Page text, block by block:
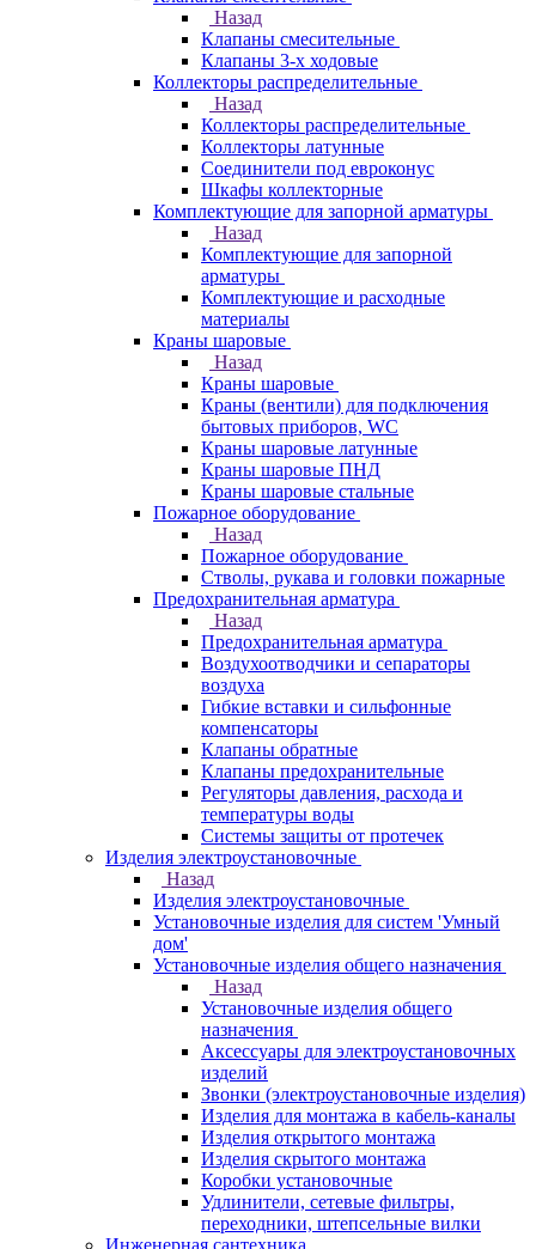
Назад
Клапаны смесительные
Клапаны 3-х ходовые
Коллекторы распределительные
Назад
Коллекторы распределительные
Коллекторы латунные
Соединители под евроконус
Шкафы коллекторные
Комплектующие для запорной арматуры
Назад
Комплектующие для запорной
арматуры
Комплектующие и расходные
материалы
Краны шаровые
Назад
Краны шаровые
Краны (вентили) для подключения
бытовых приборов, WC
Краны шаровые латунные
Краны шаровые ПНД
Краны шаровые стальные
Пожарное оборудование
Назад
Пожарное оборудование
Стволы, рукава и головки пожарные
Предохранительная арматура
Назад
Предохранительная арматура
Воздухоотводчики и сепараторы
воздуха
Гибкие вставки и сильфонные
компенсаторы
Клапаны обратные
Клапаны предохранительные
Регуляторы давления, расхода и
температуры воды
Системы защиты от протечек
Изделия электроустановочные
Назад
Изделия электроустановочные
Установочные изделия для систем 'Умный
дом'
Установочные изделия общего назначения
Назад
Установочные изделия общего
назначения
Аксессуары для электроустановочных
изделий
Звонки (электроустановочные изделия)
Изделия для монтажа в кабель-каналы
Изделия открытого монтажа
Изделия скрытого монтажа
Коробки установочные
Удлинители, сетевые фильтры,
переходники, штепсельные вилки
Инженерная сантехника